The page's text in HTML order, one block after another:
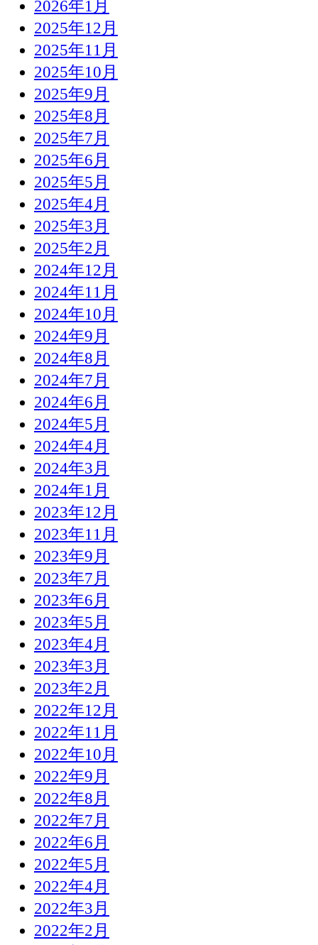
2026年1月
2025年12月
2025年11月
2025年10月
2025年9月
2025年8月
2025年7月
2025年6月
2025年5月
2025年4月
2025年3月
2025年2月
2024年12月
2024年11月
2024年10月
2024年9月
2024年8月
2024年7月
2024年6月
2024年5月
2024年4月
2024年3月
2024年1月
2023年12月
2023年11月
2023年9月
2023年7月
2023年6月
2023年5月
2023年4月
2023年3月
2023年2月
2022年12月
2022年11月
2022年10月
2022年9月
2022年8月
2022年7月
2022年6月
2022年5月
2022年4月
2022年3月
2022年2月